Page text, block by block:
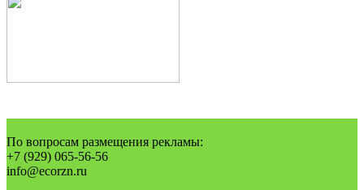
По вопросам размещения рекламы:
+7 (929) 065-56-56
info@ecorzn.ru